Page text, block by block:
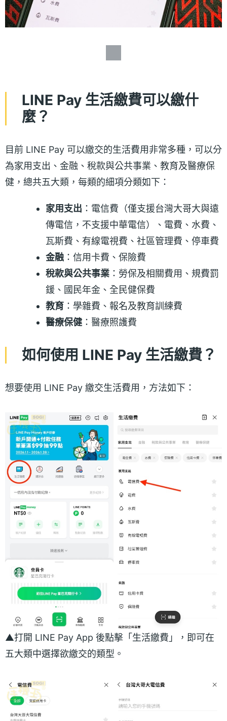
LINE Pay 生活繳費可以繳什
麼？
目前 LINE Pay 可以繳交的生活費用非常多種，可以分
為家用支出、金融、稅款與公共事業、教育及醫療保
健，總共五大類，每類的細項分類如下：
家用支出 ：電信費（僅支援台灣大哥大與遠
傳電信，不支援中華電信）、電費、水費、
瓦斯費、有線電視費、社區管理費、停車費
金融 ：信用卡費、保險費
稅款與公共事業 ：勞保及相關費用、規費罰
鍰、國民年金、全民健保費
教育 ：學雜費、報名及教育訓練費
醫療保健 ：醫療照護費
如何使用 LINE Pay 生活繳費？
想要使用 LINE Pay 繳交生活費用，方法如下：
▲打開 LINE Pay App 後點擊「生活繳費」，即可在
五大類中選擇欲繳交的類型。